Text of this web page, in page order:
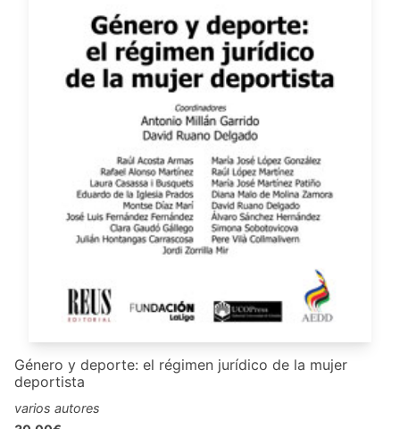
Género y deporte: el régimen jurídico de la mujer
deportista
varios autores